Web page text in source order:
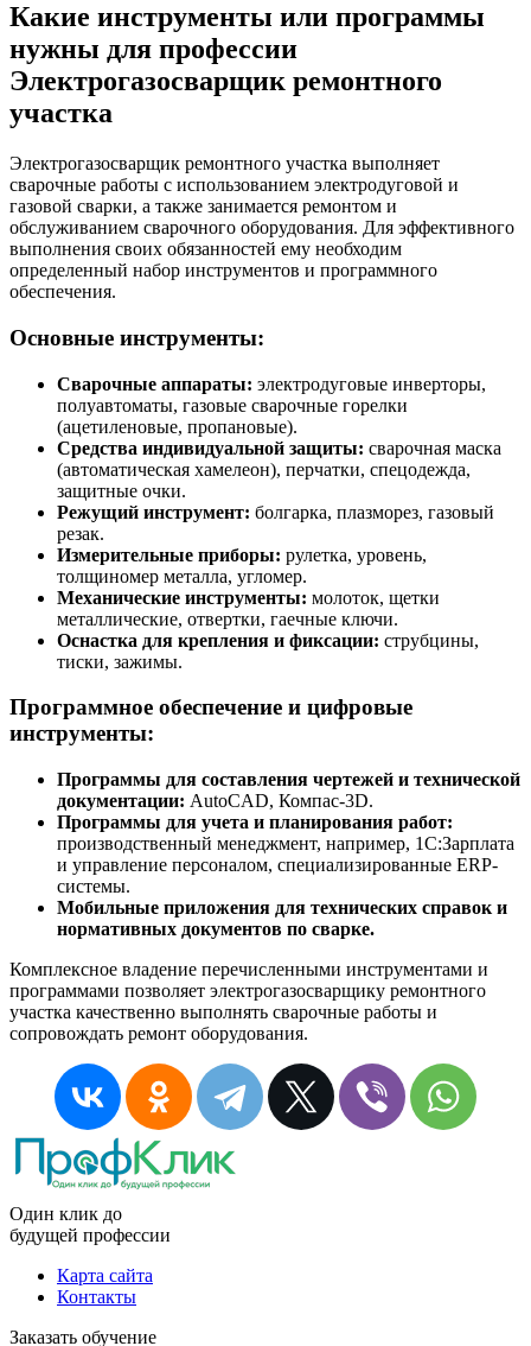
Какие инструменты или программы
нужны для профессии
Электрогазосварщик ремонтного
участка
Электрогазосварщик ремонтного участка выполняет
сварочные работы с использованием электродуговой и
газовой сварки, а также занимается ремонтом и
обслуживанием сварочного оборудования. Для эффективного
выполнения своих обязанностей ему необходим
определенный набор инструментов и программного
обеспечения.
Основные инструменты:
Сварочные аппараты: электродуговые инверторы,
полуавтоматы, газовые сварочные горелки
(ацетиленовые, пропановые).
Средства индивидуальной защиты: сварочная маска
(автоматическая хамелеон), перчатки, спецодежда,
защитные очки.
Режущий инструмент: болгарка, плазморез, газовый
резак.
Измерительные приборы: рулетка, уровень,
толщиномер металла, угломер.
Механические инструменты: молоток, щетки
металлические, отвертки, гаечные ключи.
Оснастка для крепления и фиксации: струбцины,
тиски, зажимы.
Программное обеспечение и цифровые
инструменты:
Программы для составления чертежей и технической
документации: AutoCAD, Компас-3D.
Программы для учета и планирования работ:
производственный менеджмент, например, 1С:Зарплата
и управление персоналом, специализированные ERP-
системы.
Мобильные приложения для технических справок и
нормативных документов по сварке.
Комплексное владение перечисленными инструментами и
программами позволяет электрогазосварщику ремонтного
участка качественно выполнять сварочные работы и
сопровождать ремонт оборудования.
Один клик до
будущей профессии
Карта сайта
Контакты
Заказать обучение